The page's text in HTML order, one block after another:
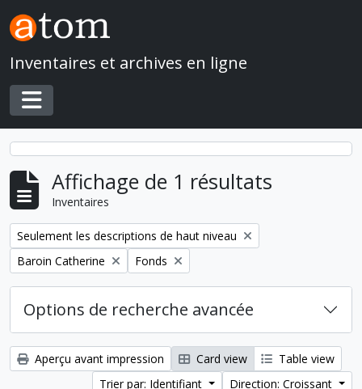
Skip to main content
Inventaires et archives en ligne
Toggle navigation
Affichage de 1 résultats
Inventaires
Remove filter:
Seulement les descriptions de haut niveau
Remove filter:
Baroin Catherine Remove filter:
Fonds
Options de recherche avancée
Aperçu avant impression Card view
Table view
Trier par: Identifiant
Direction: Croissant